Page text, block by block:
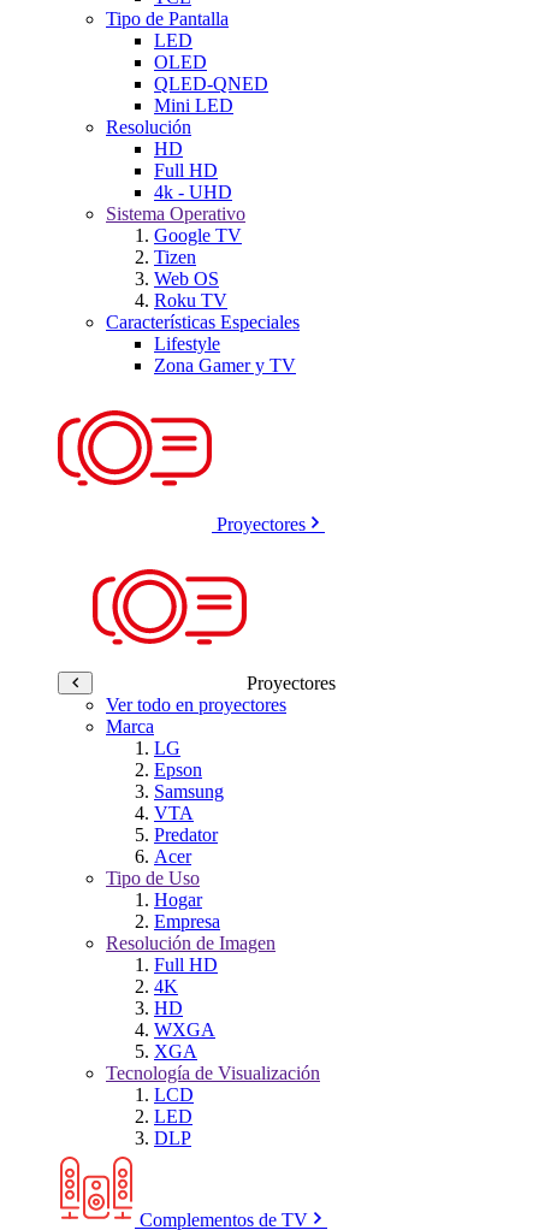
Tipo de Pantalla
LED
OLED
QLED-QNED
Mini LED
Resolución
HD
Full HD
4k - UHD
Sistema Operativo
Google TV
Tizen
Web OS
Roku TV
Características Especiales
Lifestyle
Zona Gamer y TV
Proyectores
Proyectores
Ver todo en proyectores
Marca
LG
Epson
Samsung
VTA
Predator
Acer
Tipo de Uso
Hogar
Empresa
Resolución de Imagen
Full HD
4K
HD
WXGA
XGA
Tecnología de Visualización
LCD
LED
DLP
Complementos de TV